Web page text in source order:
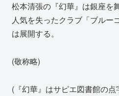
松本清張の『幻華』は銀座を
人気を失ったクラブ「ブルー
は展開する。
(敬称略)
(『幻華』はサピエ図書館の点